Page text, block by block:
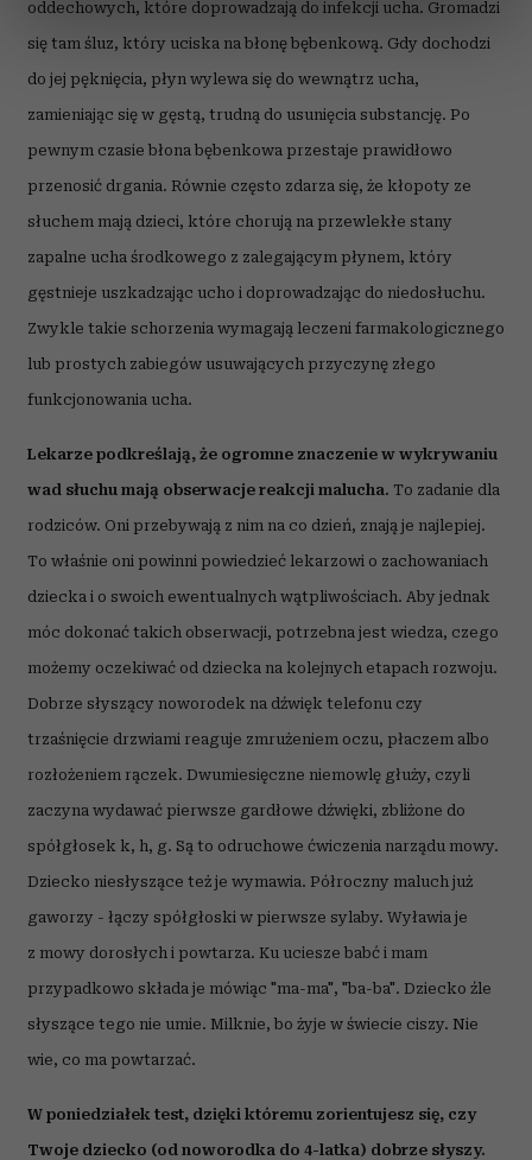
dane są przetwarzane oraz ustaw własne preferencje w
sekcji szczegółów. W Deklaracji plików cookie możesz
zmienić lub wycofać swoją zgodę w dowolnej chwili.
Wykorzystujemy pliki cookie do spersonalizowania treści
i reklam, aby oferować funkcje społecznościowe i
analizować ruch w naszej witrynie. Informacje o tym, jak
korzystasz z naszej witryny, udostępniamy partnerom
Partnerzy mogą połączyć te informacje z innymi danymi
otrzymanymi od Ciebie lub uzyskanymi podczas
korzystania z ich usług.
oddechowych, które doprowadzają do infekcji ucha. Gromadzi
się tam śluz, który uciska na błonę bębenkową. Gdy dochodzi
do jej pęknięcia, płyn wylewa się do wewnątrz ucha,
zamieniając się w gęstą, trudną do usunięcia substancję. Po
pewnym czasie błona bębenkowa przestaje prawidłowo
przenosić drgania. Równie często zdarza się, że kłopoty ze
słuchem mają dzieci, które chorują na przewlekłe stany
zapalne ucha środkowego z zalegającym płynem, który
gęstnieje uszkadzając ucho i doprowadzając do niedosłuchu.
Zwykle takie schorzenia wymagają leczeni farmakologicznego
lub prostych zabiegów usuwających przyczynę złego
funkcjonowania ucha.
Lekarze podkreślają, że ogromne znaczenie w wykrywaniu
wad słuchu mają obserwacje reakcji malucha. To zadanie dla
rodziców. Oni przebywają z nim na co dzień, znają je najlepiej.
To właśnie oni powinni powiedzieć lekarzowi o zachowaniach
dziecka i o swoich ewentualnych wątpliwościach. Aby jednak
móc dokonać takich obserwacji, potrzebna jest wiedza, czego
możemy oczekiwać od dziecka na kolejnych etapach rozwoju.
Dobrze słyszący noworodek na dźwięk telefonu czy
trzaśnięcie drzwiami reaguje zmrużeniem oczu, płaczem albo
rozłożeniem rączek. Dwumiesięczne niemowlę głuży, czyli
zaczyna wydawać pierwsze gardłowe dźwięki, zbliżone do
spółgłosek k, h, g. Są to odruchowe ćwiczenia narządu mowy.
Dziecko niesłyszące też je wymawia. Półroczny maluch już
gaworzy - łączy spółgłoski w pierwsze sylaby. Wyławia je
z mowy dorosłych i powtarza. Ku uciesze babć i mam
przypadkowo składa je mówiąc "ma-ma", "ba-ba". Dziecko źle
słyszące tego nie umie. Milknie, bo żyje w świecie ciszy. Nie
wie, co ma powtarzać.
W poniedziałek test, dzięki któremu zorientujesz się, czy
Twoje dziecko (od noworodka do 4-latka) dobrze słyszy.